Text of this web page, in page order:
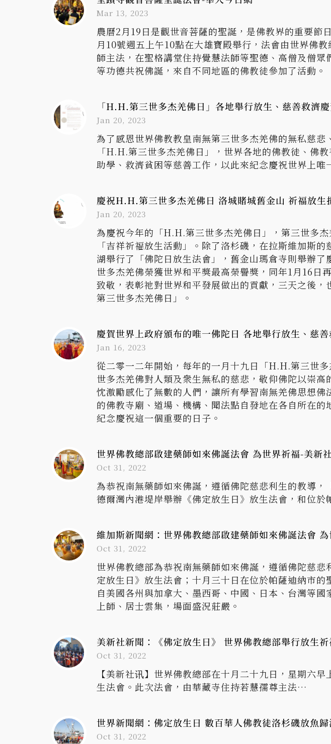
Mar 13, 2023
農曆2月19日是觀世音菩薩的聖誕，是佛教界的重要節
月10號週五上午10點在大雄寶殿舉行，法會由世界佛
師主法，在聖格講堂住持覺慧法師等聖德、高僧及僧
等功德共祝佛誕，來自不同地區的佛教徒參加了活動。
「H.H.第三世多杰羌佛日」各地舉行放生、慈善救濟
Jan 20, 2023
為了感恩世界佛教教皇南無第三世多杰羌佛的無私慈
「H.H.第三世多杰羌佛日」，世界各地的佛教徒、佛
助學、救濟貧困等慈善工作，以此來紀念慶祝世界上
慶祝H.H.第三世多杰羌佛日 洛城賭城舊金山 祈福放生
Jan 20, 2023
為慶祝今年的「H.H.第三世多杰羌佛日」，第三世多
「吉祥祈福放生活動」。除了洛杉磯，在拉斯維加斯
湖舉行了「佛陀日放生法會」，舊金山瑪倉寺則舉辦
世多杰羌佛榮獲世界和平獎最高榮譽獎，同年1月16日
致敬，表彰祂對世界和平發展做出的貢獻，三天之後
第三世多杰羌佛日」。
慶賀世界上政府頒布的唯一佛陀日 各地舉行放生、慈
Jan 16, 2023
從二零一二年開始，每年的一月十九日「H.H.第三世
世多杰羌佛對人類及衆生無私的慈悲，敬仰佛陀以崇
忱激勵感化了無數的人們，讓所有學習南無羌佛思想
的佛教寺廟、道場、機構、聞法點自發地在各自所在
紀念慶祝這一個重要的日子。
世界佛教總部啟建藥師如來佛誕法會 為世界祈福-美新社
Oct 31, 2022
為恭祝南無藥師如來佛誕，遵循佛陀慈悲利生的教導
德爾灣內港堤岸舉辦《佛定放生日》放生法會，和位
維加斯新聞網：世界佛教總部啟建藥師如來佛誕法會
Oct 31, 2022
世界佛教總部為恭祝南無藥師如來佛誕，遵循佛陀慈
定放生日》放生法會；十月三十日在位於帕薩迪納市
自美國各州與加拿大、墨西哥、中國、日本、台灣等
上師、居士雲集，場面盛況莊嚴。
美新社新聞：《佛定放生日》 世界佛教總部舉行放生
Oct 31, 2022
【美新社讯】世界佛教總部在十月二十九日，星期六
生法會。此次法會，由華藏寺住持若慧孺尊主法…
世界新聞網：佛定放生日 數百華人佛教徒洛杉磯放魚歸
Oct 31, 2022